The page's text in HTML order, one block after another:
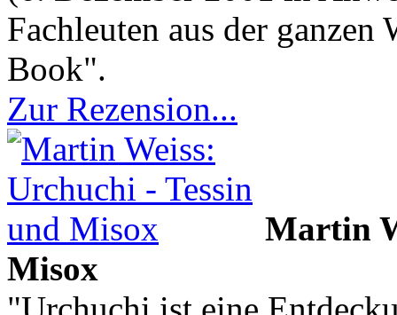
Fachleuten aus der
Book".
Zur Rezension...
Martin
Misox